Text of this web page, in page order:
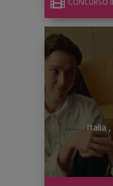
Italia,